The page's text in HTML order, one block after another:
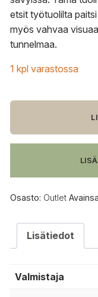
etsit työtuolilta
myös vahvaa
tunnelmaa.
1 kpl varastossa
OUTLET
&Tradition
Elefy
määrä
Osasto: Outlet
Lisätiedot
Valmistaja